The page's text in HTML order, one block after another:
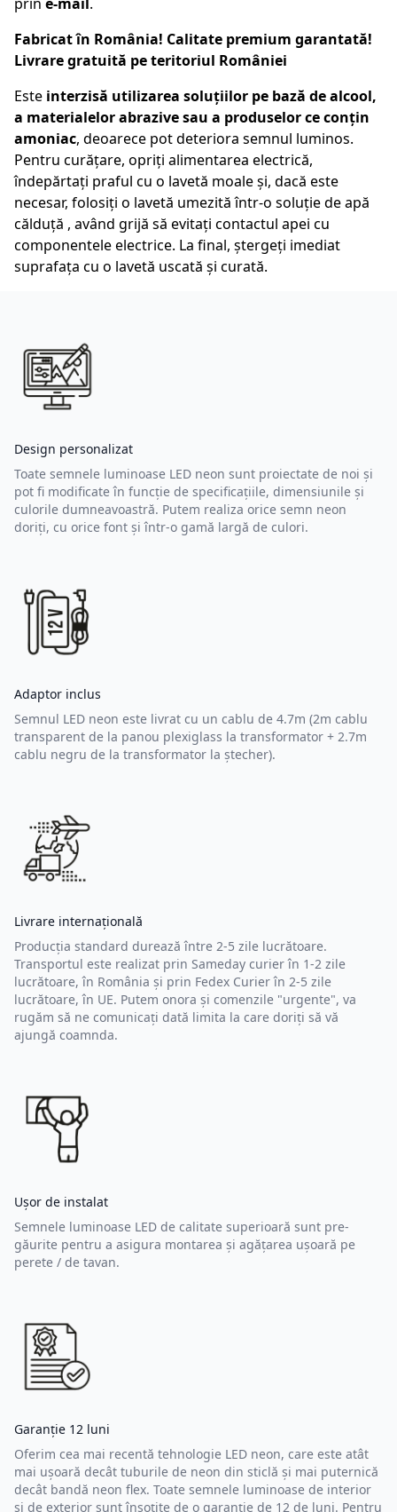
Fabricat în România! Calitate premium garantată!
Livrare gratuită pe teritoriul României
Este interzisă utilizarea soluțiilor pe bază de alcool,
a materialelor abrazive sau a produselor ce conțin
amoniac, deoarece pot deteriora semnul luminos.
Pentru curățare, opriți alimentarea electrică,
îndepărtați praful cu o lavetă moale și, dacă este
necesar, folosiți o lavetă umezită într-o soluție de apă
călduță , având grijă să evitați contactul apei cu
componentele electrice. La final, ștergeți imediat
suprafața cu o lavetă uscată și curată.
Design personalizat
Toate semnele luminoase LED neon sunt proiectate de noi și
pot fi modificate în funcție de specificațiile, dimensiunile și
culorile dumneavoastră. Putem realiza orice semn neon
doriți, cu orice font și într-o gamă largă de culori.
Adaptor inclus
Semnul LED neon este livrat cu un cablu de 4.7m (2m cablu
transparent de la panou plexiglass la transformator + 2.7m
cablu negru de la transformator la ștecher).
Livrare internațională
Producția standard durează între 2-5 zile lucrătoare.
Transportul este realizat prin Sameday curier în 1-2 zile
lucrătoare, în România și prin Fedex Curier în 2-5 zile
lucrătoare, în UE. Putem onora și comenzile "urgente", va
rugăm să ne comunicați dată limita la care doriți să vă
ajungă coamnda.
Ușor de instalat
Semnele luminoase LED de calitate superioară sunt pre-
găurite pentru a asigura montarea și agățarea ușoară pe
perete / de tavan.
Garanție 12 luni
Oferim cea mai recentă tehnologie LED neon, care este atât
mai ușoară decât tuburile de neon din sticlă și mai puternică
decât bandă neon flex. Toate semnele luminoase de interior
și de exterior sunt însoțite de o garanție de 12 de luni. Pentru